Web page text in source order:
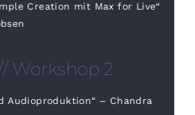
Creation mit Max for Live“
Workshop 2
Audioproduktion“ – Chandra